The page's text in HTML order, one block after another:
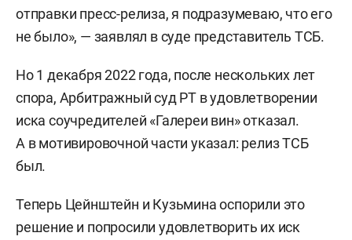
отправки пресс-релиза, я подразумеваю, что его
не было», — заявлял в суде представитель ТСБ.
Но 1 декабря 2022 года, после нескольких лет
спора, Арбитражный суд РТ в удовлетворении
иска соучредителей «Галереи вин» отказал.
А в мотивировочной части указал: релиз ТСБ
был.
Теперь Цейнштейн и Кузьмина оспорили это
решение и попросили удовлетворить их иск